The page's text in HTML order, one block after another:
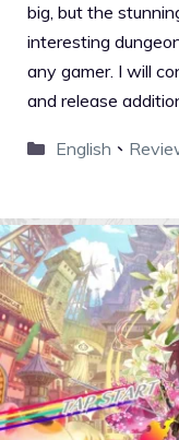
big, but the
interesting
any gamer. I will
and release
English 、